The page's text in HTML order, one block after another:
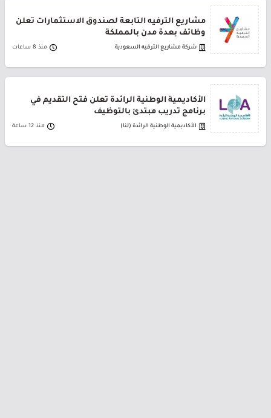
مشاريع الترفيه التابعة لصندوق الاستثمارات تعلن
وظائف بعدة مدن بالمملكة
شركة مشاريع الترفيه السعودية منذ 8 ساعات
الأكاديمية الوطنية الرائدة تعلن فتح التقديم في
برنامج تدريب مبتدئ بالتوظيف
الأكاديمية الوطنية الرائدة (لنا) منذ 12 ساعة